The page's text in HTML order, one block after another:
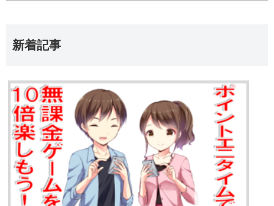
新着記事